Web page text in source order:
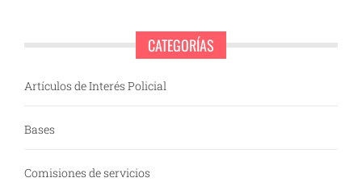
CATEGORÍAS
Artículos de Interés Policial
Bases
Comisiones de servicios